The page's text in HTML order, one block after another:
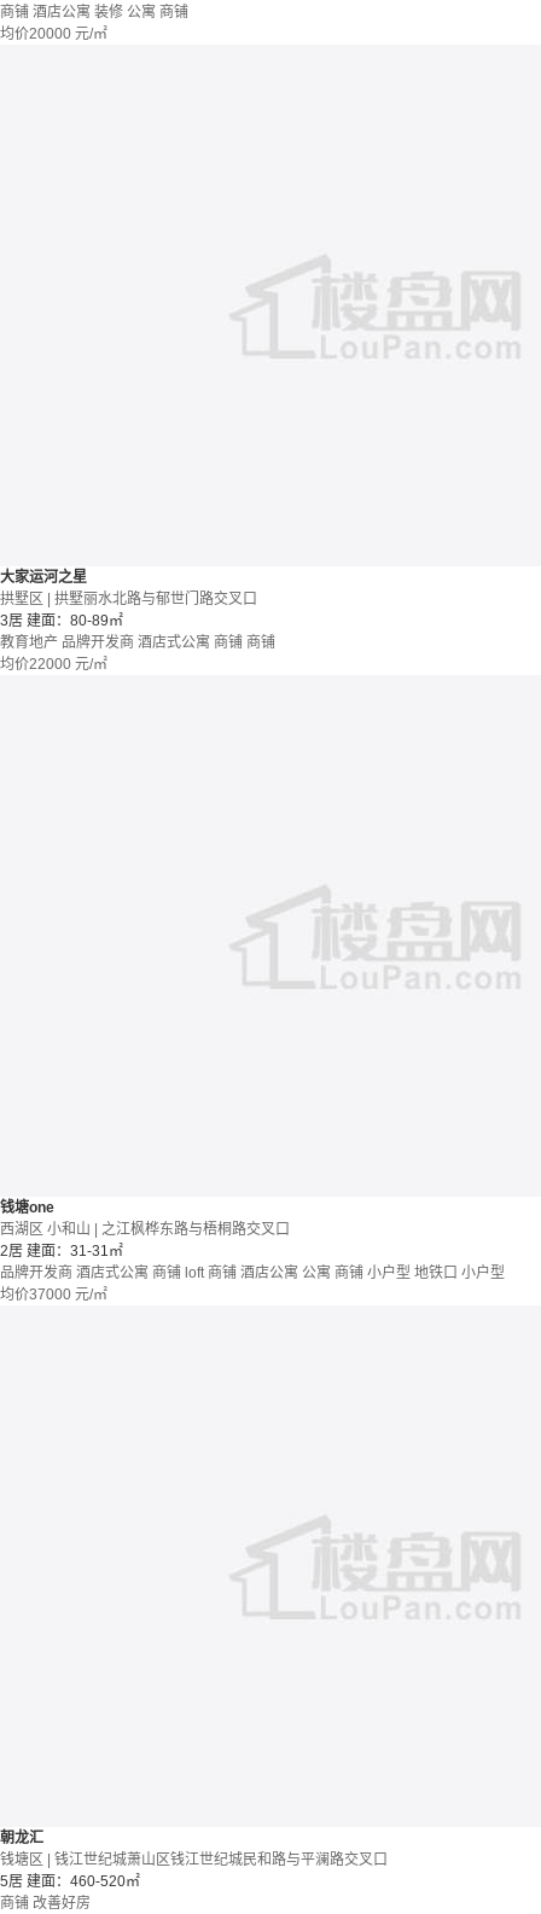
商铺 酒店公寓 装修 公寓 商铺
均价20000 元/㎡
大家运河之星
拱墅区 | 拱墅丽水北路与郁世门路交叉口
3居 建面：80-89㎡
教育地产 品牌开发商 酒店式公寓 商铺 商铺
均价22000 元/㎡
钱塘one
西湖区 小和山 | 之江枫桦东路与梧桐路交叉口
2居 建面：31-31㎡
品牌开发商 酒店式公寓 商铺 loft 商铺 酒店公寓 公寓 商铺 小户型 地铁口 小户型
均价37000 元/㎡
朝龙汇
钱塘区 | 钱江世纪城萧山区钱江世纪城民和路与平澜路交叉口
5居 建面：460-520㎡
商铺 改善好房